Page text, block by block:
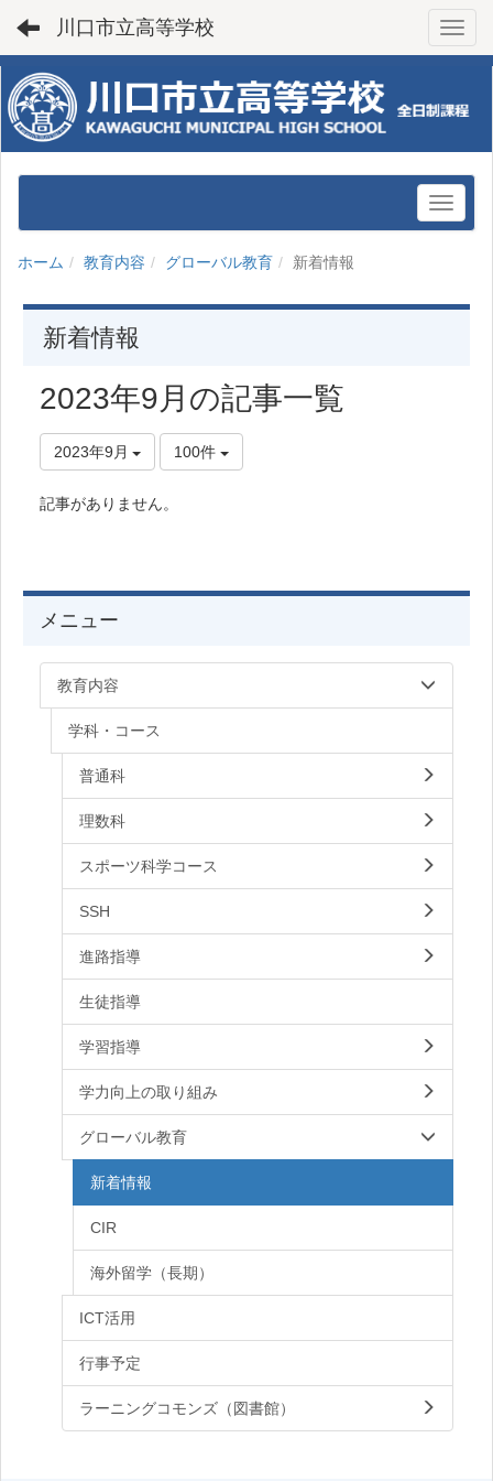
川口市立高等学校
ホーム 教育内容 グローバル教育 新着情報
新着情報
2023年9月の記事一覧
2023年9月 100件
記事がありません。
メニュー
教育内容
学科・コース
普通科
理数科
スポーツ科学コース
SSH
進路指導
生徒指導
学習指導
学力向上の取り組み
グローバル教育
新着情報
CIR
海外留学（長期）
ICT活用
行事予定
ラーニングコモンズ（図書館）